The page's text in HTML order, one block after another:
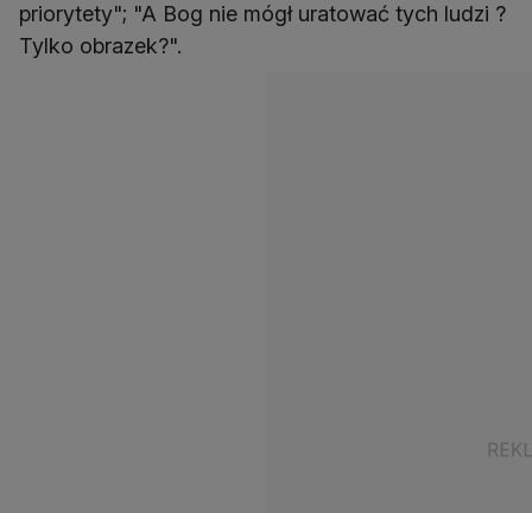
priorytety"; "A Bog nie mógł uratować tych ludzi ?
Tylko obrazek?".